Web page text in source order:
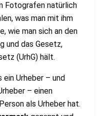
Fotografen natürlich
was man mit ihm
wie man sich an den
und das Gesetz,
(UrhG) hält.
ein Urheber – und
– einen
als Urheber hat.